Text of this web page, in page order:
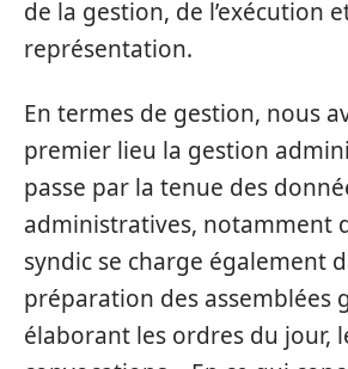
de la gestion, de l’exécution
représentation.
En termes de gestion, nous
premier lieu la gestion
passe par la tenue des
administratives, notamment
syndic se charge également
préparation des assemblées
élaborant les ordres du jour,